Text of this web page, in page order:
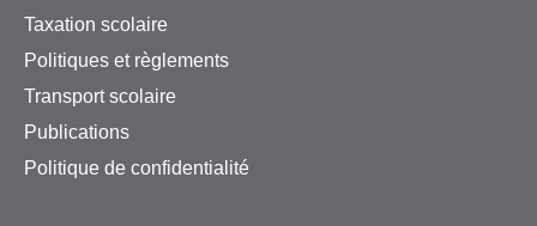
Taxation scolaire
Politiques et règlements
Transport scolaire
Publications
Politique de confidentialité